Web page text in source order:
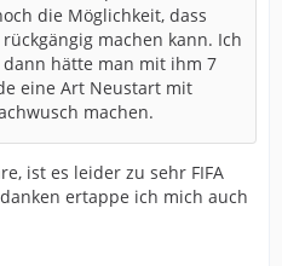
die Möglichkeit, dass
machen kann. Ich
hätte man mit ihm 7
eine Art Neustart mit
machen.
ist es leider zu sehr FIFA
ertappe ich mich auch